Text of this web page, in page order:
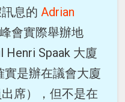
息的 Adrian
會實際舉辦地
Henri Spaak 大廈
實是辦在議會大廈
席），但不是在